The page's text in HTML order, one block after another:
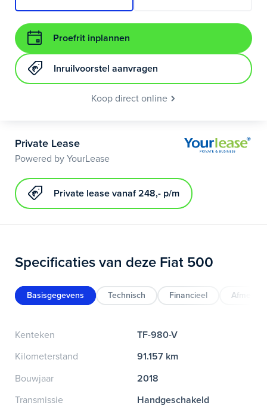
Proefrit inplannen
Inruilvoorstel aanvragen
Koop direct online
Private Lease
Powered by YourLease
Private lease vanaf 248,- p/m
Specificaties van deze Fiat 500
Basisgegevens Technisch Financieel
Kenteken
TF-980-V
Kilometerstand
91.157 km
Bouwjaar
2018
Transmissie
Handgeschakeld